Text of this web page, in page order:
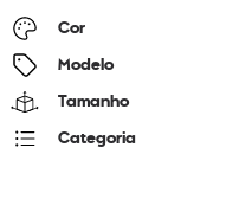
Cor
Modelo
Tamanho
Categoria